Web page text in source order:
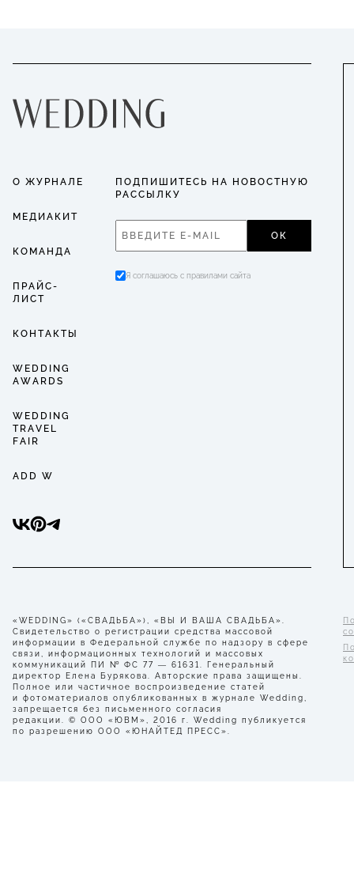
О ЖУРНАЛЕ
МЕДИАКИТ
КОМАНДА
ПРАЙС-
ЛИСТ
КОНТАКТЫ
WEDDING
AWARDS
WEDDING
TRAVEL
FAIR
ADD W
ПОДПИШИТЕСЬ НА НОВОСТНУЮ
РАССЫЛКУ
ОК
Я соглашаюсь с правилами сайта
«WEDDING» («СВАДЬБА»), «ВЫ И ВАША СВАДЬБА».
Свидетельство о регистрации средства массовой
информации в Федеральной службе по надзору в сфере
связи, информационных технологий и массовых
коммуникаций ПИ № ФС 77 — 61631. Генеральный
директор Елена Бурякова. Авторские права защищены.
Полное или частичное воспроизведение статей
и фотоматериалов опубликованных в журнале Wedding,
запрещается без письменного согласия
редакции. © ООО «ЮВМ», 2016 г. Wedding публикуется
по разрешению ООО «ЮНАЙТЕД ПРЕСС».